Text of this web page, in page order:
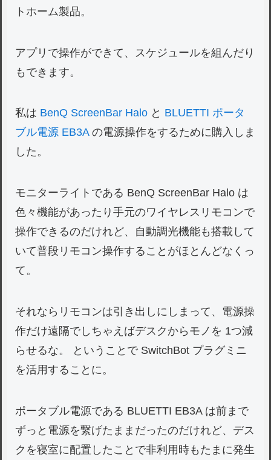
トホーム製品。
アプリで操作ができて、スケジュールを組んだり
もできます。
私は BenQ ScreenBar Halo と BLUETTI ポータ
ブル電源 EB3Aの電源操作をするために購入しま
した。
モニターライトである BenQ ScreenBar Halo は
色々機能があったり手元のワイヤレスリモコンで
操作できるのだけれど、自動調光機能も搭載して
いて普段リモコン操作することがほとんどなくっ
て。
それならリモコンは引き出しにしまって、電源操
作だけ遠隔でしちゃえばデスクからモノを 1つ減
らせるな。 ということで SwitchBot プラグミニ
を活用することに。
ポータブル電源である BLUETTI EB3A は前まで
ずっと電源を繋げたままだったのだけれど、デス
クを寝室に配置したことで非利用時もたまに発生